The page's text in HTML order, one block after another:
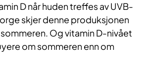
D når huden treffes av UVB-
skjer denne produksjonen
Og vitamin D-nivået
om sommeren enn om